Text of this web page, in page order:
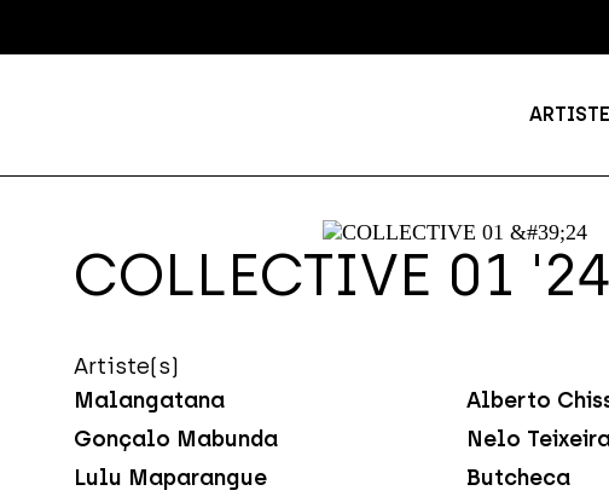
COLLECTIVE 01 '24
Artiste(s)
Malangatana
Alberto
Gonçalo Mabunda
Nelo
Lulu Maparangue
Butcheca